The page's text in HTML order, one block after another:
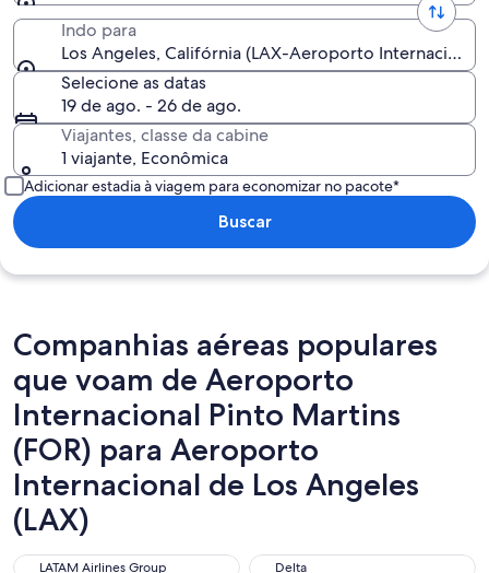
Indo para
Los Angeles, Califórnia (LAX-Aeroporto Internacional
Selecione as datas
19 de ago. - 26 de ago.
Viajantes, classe da cabine
1 viajante, Econômica
Adicionar estadia à viagem para economizar no pacote*
Buscar
Companhias aéreas populares
que voam de Aeroporto
Internacional Pinto Martins
(FOR) para Aeroporto
Internacional de Los Angeles
(LAX)
LATAM Airlines Group
LATAM Airlines Group Delta
Delta